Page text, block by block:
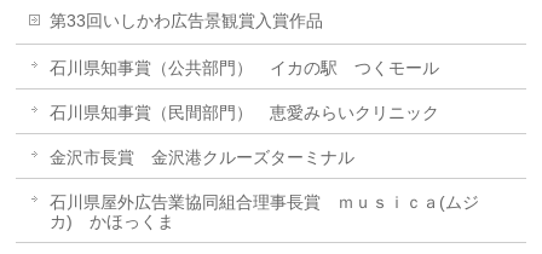
第33回いしかわ広告景観賞入賞作品
石川県知事賞（公共部門） イカの駅 つくモール
石川県知事賞（民間部門） 恵愛みらいクリニック
金沢市長賞 金沢港クルーズターミナル
石川県屋外広告業協同組合理事長賞 ｍｕｓｉｃａ(ムジ
カ) かほっくま